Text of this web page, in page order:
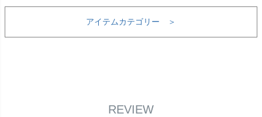
アイテムカテゴリー ＞
REVIEW